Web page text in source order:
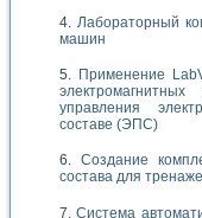
Лабораторный
машин
Применение
управления
составе (ЭПС)
Создание
состава для
Система